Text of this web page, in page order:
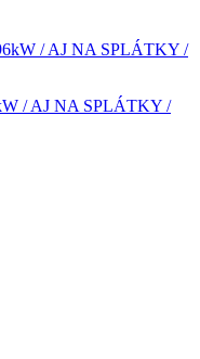
/ AJ NA SPLÁTKY /